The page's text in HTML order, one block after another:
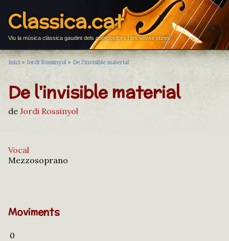
Classica.cat
Viu la música clàssica gaudint dels compositors i les seves obres
Inici > Jordi Rossinyol > De l'invisible material
De l'invisible material
de Jordi Rossinyol
Vocal
Mezzosoprano
Moviments
0